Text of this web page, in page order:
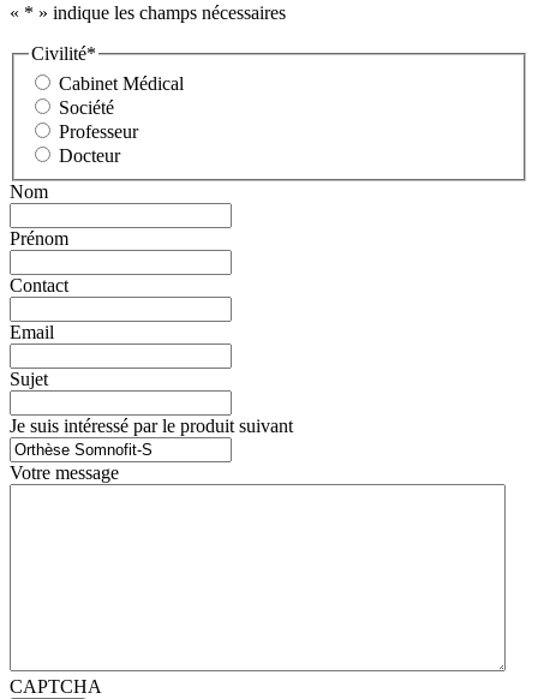
« * » indique les champs nécessaires
Civilité*
Cabinet Médical
Société
Professeur
Docteur
Nom
Prénom
Contact
Email
Sujet
Je suis intéressé par le produit suivant
Votre message
CAPTCHA